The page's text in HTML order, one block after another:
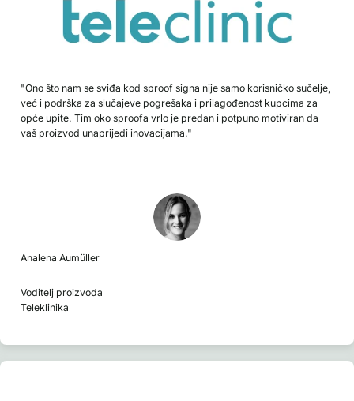
"Ono što nam se sviđa kod sproof signa nije samo korisničko sučelje,
već i podrška za slučajeve pogrešaka i prilagođenost kupcima za
opće upite. Tim oko sproofa vrlo je predan i potpuno motiviran da
vaš proizvod unaprijedi inovacijama."
Analena Aumüller
Voditelj proizvoda
Teleklinika